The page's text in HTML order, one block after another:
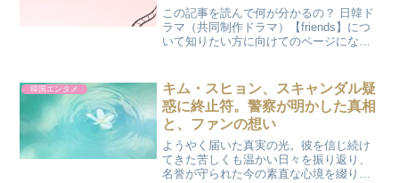
この記事を読んで何が分かるの？ 日韓ド
ラマ（共同制作ドラマ）【friends】につ
いて知りたい方に向けてのページになり
同制作ドラマとは、日本と韓国が共同で
制作したドラマ...
韓国エンタメ
キム・スヒョン、スキャンダル疑
惑に終止符。警察が明かした真相
と、ファンの想い
ようやく届いた真実の光。彼を信じ続け
てきた苦しくも温かい日々を振り返り、
名誉が守られた今の素直な心境を綴りま